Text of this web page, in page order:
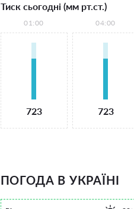
Тиск сьогодні (мм рт.ст.)
01:00
723
04:00
723
ПОГОДА В УКРАЇНІ